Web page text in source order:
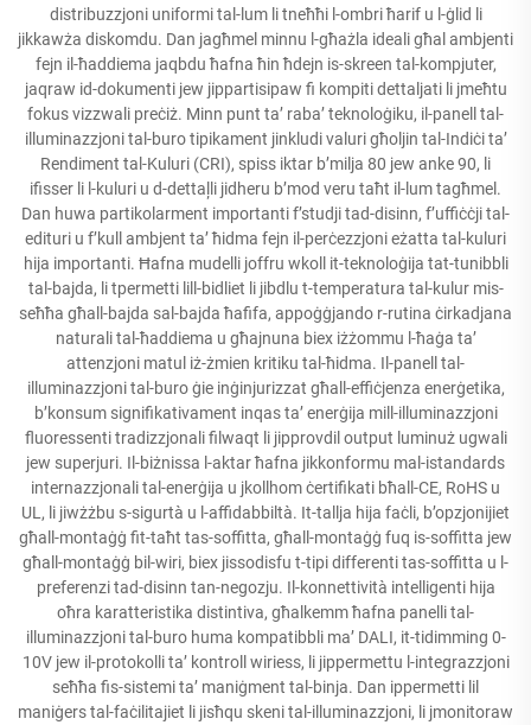
distribuzzjoni uniformi tal-lum li tneħħi l-ombri ħarif u l-ġlid li
jikkawża diskomdu. Dan jagħmel minnu l-għażla ideali għal ambjenti
fejn il-ħaddiema jaqbdu ħafna ħin ħdejn is-skreen tal-kompjuter,
jaqraw id-dokumenti jew jippartisipaw fi kompiti dettaljati li jmeħtu
fokus vizzwali preċiż. Minn punt ta’ raba’ teknoloġiku, il-panell tal-
illuminazzjoni tal-buro tipikament jinkludi valuri għoljin tal-Indiċi ta’
Rendiment tal-Kuluri (CRI), spiss iktar b’milja 80 jew anke 90, li
ifisser li l-kuluri u d-dettaļli jidheru b’mod veru taħt il-lum tagħmel.
Dan huwa partikolarment importanti f’studji tad-disinn, f’uffiċċji tal-
edituri u f’kull ambjent ta’ ħidma fejn il-perċezzjoni eżatta tal-kuluri
hija importanti. Ħafna mudelli joffru wkoll it-teknoloġija tat-tunibbli
tal-bajda, li tpermetti lill-bidliet li jibdlu t-temperatura tal-kulur mis-
seħħa għall-bajda sal-bajda ħafifa, appoġġjando r-rutina ċirkadjana
naturali tal-ħaddiema u għajnuna biex iżżommu l-ħaġa ta’
attenzjoni matul iż-żmien kritiku tal-ħidma. Il-panell tal-
illuminazzjoni tal-buro ġie inġinjurizzat għall-effiċjenza enerġetika,
b’konsum signifikativament inqas ta’ enerġija mill-illuminazzjoni
fluoressenti tradizzjonali filwaqt li jipprovdil output luminuż ugwali
jew superjuri. Il-biżnissa l-aktar ħafna jikkonformu mal-istandards
internazzjonali tal-enerġija u jkollhom ċertifikati bħall-CE, RoHS u
UL, li jiwżżbu s-sigurtà u l-affidabbiltà. It-tallja hija faċli, b’opzjonijiet
għall-montaġġ fit-taħt tas-soffitta, għall-montaġġ fuq is-soffitta jew
għall-montaġġ bil-wiri, biex jissodisfu t-tipi differenti tas-soffitta u l-
preferenzi tad-disinn tan-negozju. Il-konnettività intelligenti hija
oħra karatteristika distintiva, għalkemm ħafna panelli tal-
illuminazzjoni tal-buro huma kompatibbli ma’ DALI, it-tidimming 0-
10V jew il-protokolli ta’ kontroll wiriess, li jippermettu l-integrazzjoni
seħħa fis-sistemi ta’ maniġment tal-binja. Dan ippermetti lil
maniġers tal-faċilitajiet li jisħqu skeni tal-illuminazzjoni, li jmonitoraw